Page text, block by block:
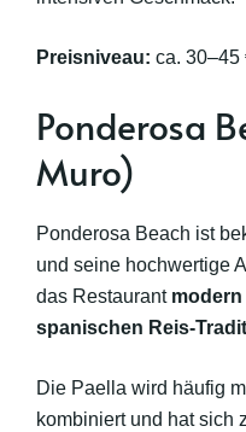
Preisniveau: ca. 30–45
Ponderosa
Muro)
Ponderosa Beach ist
und seine hochwertige
das Restaurant
spanischen Reis-
Die Paella wird häufig
kombiniert und hat sich